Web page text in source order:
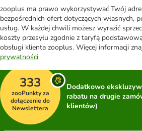
zooplus ma prawo wykorzystywać Twój
bezpośrednich ofert dotyczących własnych,
usług. W każdej chwili możesz wyrazić
koszty przesyłu zgodnie z taryfą
obsługi klienta zooplus. Więcej informacji
prywatności
333
zooPunkty za
dołączenie do
Newslettera
Dodatkowo
rabatu na drugie
klientów)